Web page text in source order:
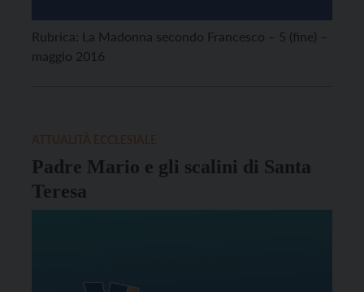
Rubrica: La Madonna secondo Francesco – 5 (fine) –
maggio 2016
Padre Mario e gli scalini di Santa
Teresa